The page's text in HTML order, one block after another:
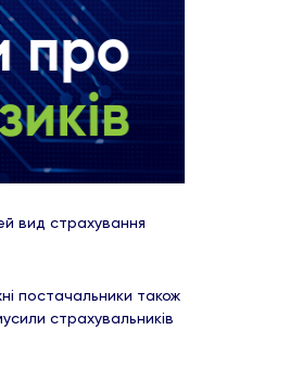
вид страхування
постачальники також
страхувальників